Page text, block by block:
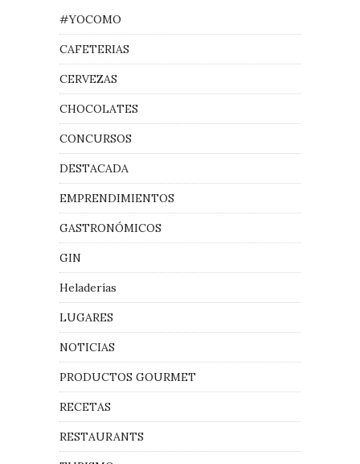
#YOCOMO
CAFETERIAS
CERVEZAS
CHOCOLATES
CONCURSOS
DESTACADA
EMPRENDIMIENTOS
GASTRONÓMICOS
GIN
Heladerías
LUGARES
NOTICIAS
PRODUCTOS GOURMET
RECETAS
RESTAURANTS